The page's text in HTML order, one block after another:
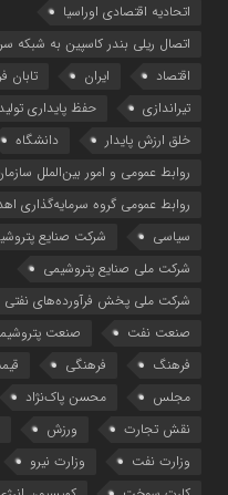
اتحادیه اقتصادی اوراسیا
اتصال ریلی بندر کاسپین به شبکه
اقتصاد
ایران تابان
تیراندازی
حفظ پایداری تولید
خلق ارزش پایدار
دانشگاه
روابط عمومی و امور بین‌الملل
روابط عمومی گروه سرمایه‌گذاری
سیاسی
شرکت صنایع
شرکت ملی صنایع پتروشیمی
شرکت ملی پخش فرآورده‌های نفتی
صنعت نفت
صنعت
فرهنگ
فرهنگی
مجلس
محسن پاک‌نژاد
نقش تجارت
ورزش
وزارت نفت
وزارت نیرو